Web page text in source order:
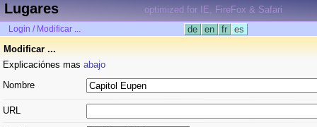
Lugares optimized for IE, FireFox & Safari
Login / Modificar ... de en fr
es
Modificar ...
Explicaciónes mas abajo
Nombre
URL